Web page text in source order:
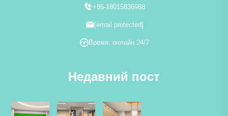
+86-18015836988
[email protected]
Время: онлайн 24/7
Недавний пост